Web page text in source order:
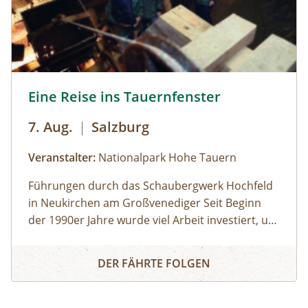
dein privates NATURSCHAUSPIEL: Jede Tour
kann auf Anfrage zu individuell vereinbarten
Terminen durchgeführt werden. ⁠
Eine Reise ins Tauernfenster
7. Aug. | Salzburg
Veranstalter: Nationalpark Hohe Tauern
Führungen durch das Schaubergwerk Hochfeld
in Neukirchen am Großvenediger Seit Beginn
der 1990er Jahre wurde viel Arbeit investiert, um
umzubauen. Die Attraktion unter Tage bietet
spannende Einblicke in die alpine Geologie und
Eine Reise ins Tauernfenster
DER FÄHRTE FOLGEN